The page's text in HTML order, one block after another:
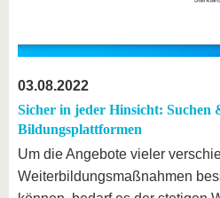
03.08.2022
Sicher in jeder Hinsicht: Suchen
Bildungsplattformen
Um die Angebote vieler
Weiterbildungsmaßnahmen